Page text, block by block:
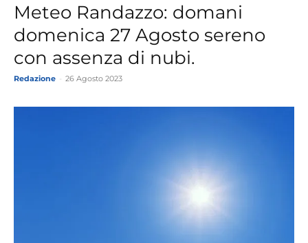
Meteo Randazzo: domani
domenica 27 Agosto sereno
con assenza di nubi.
Redazione 26 Agosto 2023